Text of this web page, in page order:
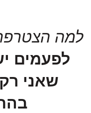
למה
לפעמים
שאני